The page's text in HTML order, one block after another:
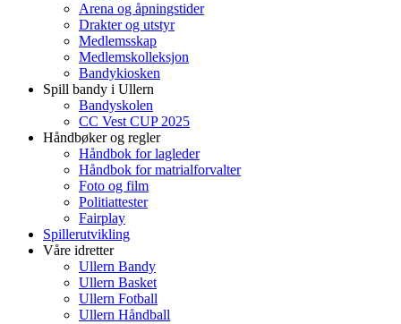
Arena og åpningstider
Drakter og utstyr
Medlemsskap
Medlemskolleksjon
Bandykiosken
Spill bandy i Ullern
Bandyskolen
CC Vest CUP 2025
Håndbøker og regler
Håndbok for lagleder
Håndbok for matrialforvalter
Foto og film
Politiattester
Fairplay
Spillerutvikling
Våre idretter
Ullern Bandy
Ullern Basket
Ullern Fotball
Ullern Håndball